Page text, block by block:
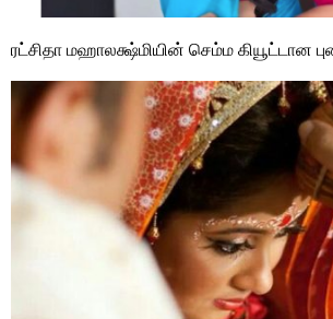
ரட்சிதா மஹாலக்ஷ்மியின் செம்ம கியூட்டான